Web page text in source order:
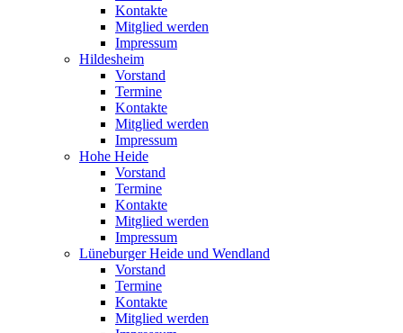
Kontakte
Mitglied werden
Impressum
Hildesheim
Vorstand
Termine
Kontakte
Mitglied werden
Impressum
Hohe Heide
Vorstand
Termine
Kontakte
Mitglied werden
Impressum
Lüneburger Heide und Wendland
Vorstand
Termine
Kontakte
Mitglied werden